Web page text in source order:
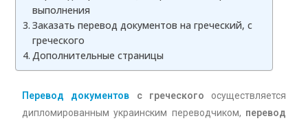
выполнения
Заказать перевод документов на греческий, с
греческого
Дополнительные страницы
Перевод документов с греческого осуществляется
дипломированным украинским переводчиком, перевод